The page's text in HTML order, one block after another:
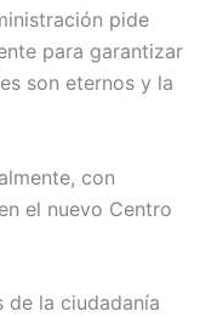
pide
para garantizar
son eternos y la
con
el nuevo Centro
de la ciudadanía